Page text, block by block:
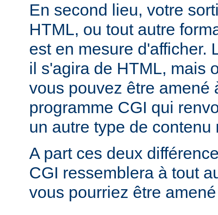
En second lieu, votre
HTML, ou tout autre
est en mesure d'afficher.
il s'agira de HTML, mais
vous pouvez être amené
programme CGI qui
un autre type de contenu
A part ces deux
CGI ressemblera à tout
vous pourriez être